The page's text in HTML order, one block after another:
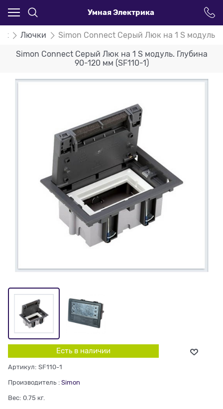
Умная Электрика
Лючки Simon Connect Серый Люк на 1 S модуль.
Simon Connect Серый Люк на 1 S модуль. Глубина
90-120 мм (SF110-1)
Есть в наличии
Артикул: SF110-1
Производитель : Simon
Вес: 0.75 кг.